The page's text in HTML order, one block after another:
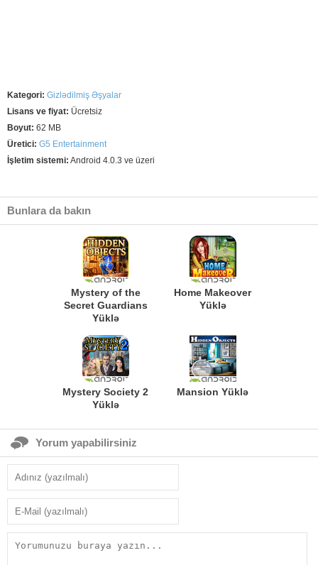
Kategori: Gizlədilmiş Əşyalar
Lisans ve fiyat: Ücretsiz
Boyut: 62 MB
Üretici: G5 Entertainment
İşletim sistemi: Android 4.0.3 ve üzeri
Bunlara da bakın
Mystery of the
Secret Guardians
Yüklə
Home Makeover
Yüklə
Mystery Society 2
Yüklə
Mansion Yüklə
Yorum yapabilirsiniz